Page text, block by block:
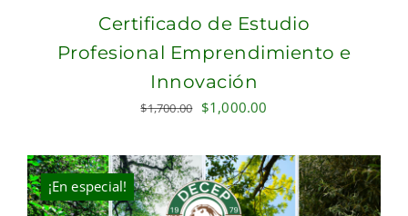
Certificado de Estudio
Profesional Emprendimiento e
Innovación
$1,700.00 Original
was:
$1,700.00.
$1,000.00
is:
$1,000.00.
¡En especial!